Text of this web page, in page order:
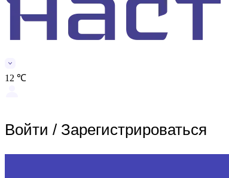
12 ℃
Войти / Зарегистрироваться